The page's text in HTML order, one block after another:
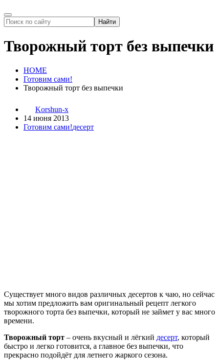
Творожный торт без выпечки
HOME
Готовим сами!
Творожный торт без выпечки
Korshun-x
14 июня 2013
Готовим сами!десерт
Существует много видов различных десертов к чаю, но сейчас
мы хотим предложить вам оригинальный рецепт легкого
творожного торта без выпечки, который не займет у вас много
времени.
Творожный торт – очень вкусный и лёгкий десерт, который
быстро и легко готовится, а главное без выпечки, что
прекрасно подойдёт для летнего жаркого сезона.